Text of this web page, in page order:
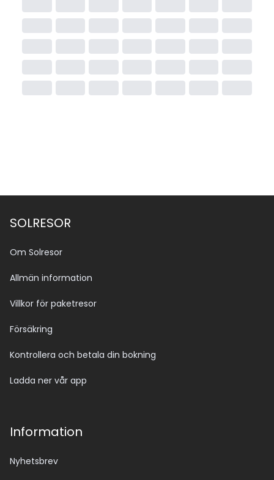
SOLRESOR
Om Solresor
Allmän information
Villkor för paketresor
Försäkring
Kontrollera och betala din bokning
Ladda ner vår app
Information
Nyhetsbrev